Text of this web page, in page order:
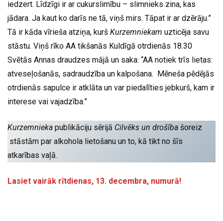
iedzert. Līdzīgi ir ar cukurslimību – slimnieks zina, kas
jādara. Ja kaut ko darīs ne tā, viņš mirs. Tāpat ir ar dzērāju.”
Tā ir kāda vīrieša atziņa, kurš Kurzemniekam uzticēja savu
stāstu. Viņš rīko AA tikšanās Kuldīgā otrdienās 18.30
Svētās Annas draudzes mājā un saka: “AA notiek trīs lietas:
atveseļošanās, sadraudzība un kalpošana. Mēneša pēdējās
otrdienās sapulce ir atklāta un var piedalīties jebkurš, kam ir
interese vai vajadzība.”
Kurzemnieka publikāciju sērijā Cilvēks un drošība šoreiz
stāstām par alkohola lietošanu un to, kā tikt no šīs
atkarības vaļā.
Lasiet vairāk rītdienas, 13. decembra, numurā!